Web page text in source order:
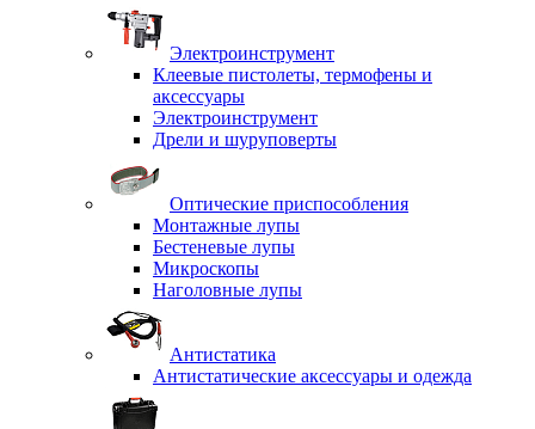
Электроинструмент
Клеевые пистолеты, термофены и
аксессуары
Электроинструмент
Дрели и шуруповерты
Оптические приспособления
Монтажные лупы
Бестеневые лупы
Микроскопы
Наголовные лупы
Антистатика
Антистатические аксессуары и одежда